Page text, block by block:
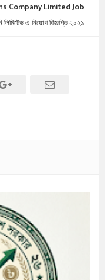
Company Limited Job
এ নিয়োগ বিজ্ঞপ্তি ২০২১